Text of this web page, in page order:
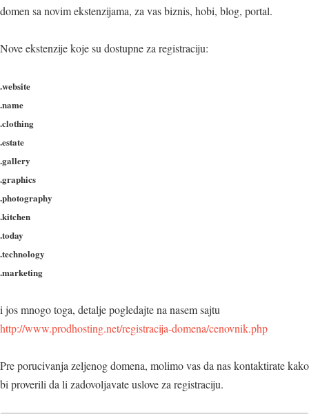
domen sa novim ekstenzijama, za vas biznis, hobi, blog, portal.
Nove ekstenzije koje su dostupne za registraciju:
.website
.name
.clothing
.estate
.gallery
.graphics
.photography
.kitchen
.today
.technology
.marketing
i jos mnogo toga, detalje pogledajte na nasem sajtu
http://www.prodhosting.net/registracija-domena/cenovnik.php
Pre porucivanja zeljenog domena, molimo vas da nas kontaktirate kako
bi proverili da li zadovoljavate uslove za registraciju.